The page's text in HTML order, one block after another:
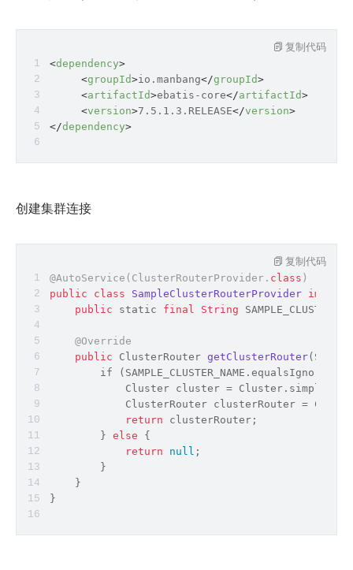
<dependency>
<groupId>io.manbang</groupId>
<artifactId>ebatis-core</artifactId>
<version>7.5.1.3.RELEASE</version>
</dependency>
复制代码
创建集群连接
@AutoService( ClusterRouterProvider. class )
public
class SampleClusterRouterProvider
public
static final String
@Override
public ClusterRouter getClusterRouter( String
if
            Cluster cluster = Cluster.simple(
ClusterRouter clusterRouter =
return clusterRouter;
        }
else {
return
null ;
        }
    }
}
复制代码